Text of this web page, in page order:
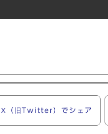
X（旧Twitter）でシェア